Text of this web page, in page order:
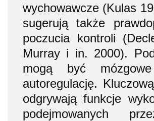
wychowawcze (Kulas
sugerują także
poczucia kontroli
Murray i in. 2000).
mogą być
autoregulację.
odgrywają funkcje
podejmowanych